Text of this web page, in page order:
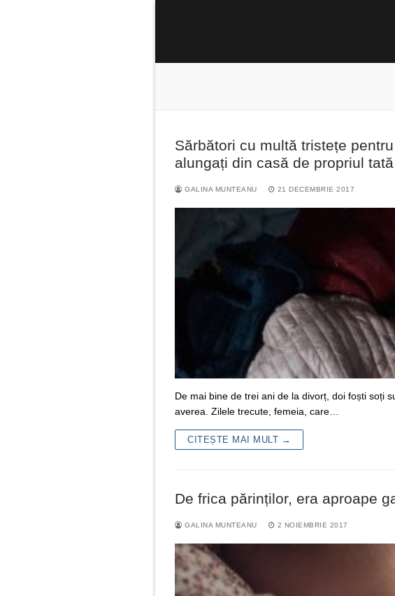
după:
Sărbători cu multă tristețe
alungați din casă de propriul tată
GALINA MUNTEANU 21 DECEMBRIE 2017
De mai bine de trei ani de la divorț, doi foști soți
averea. Zilele trecute, femeia, care…
CITEȘTE MAI MULT →
De frica părinților, era aproape
GALINA MUNTEANU 2 NOIEMBRIE 2017